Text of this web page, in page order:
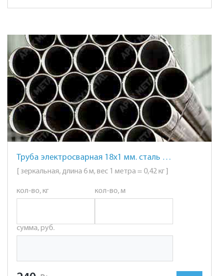
Труба электросварная 18х1 мм. сталь AISI 201 (12Х15Г9НД) зеркальная
[ зеркальная, длина 6 м, вес 1 метра = 0,42 кг ]
кол-во, кг кол-во, м
сумма, руб.